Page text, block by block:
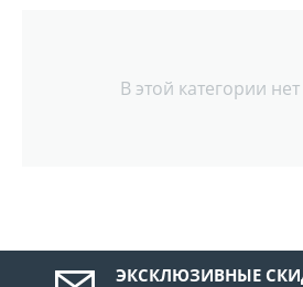
В этой категории
ЭКСКЛЮЗИВНЫЕ